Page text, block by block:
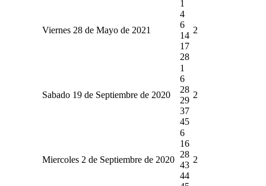
Viernes 28 de Mayo de 2021
1
4
6
14
17
28
2
Sabado 19 de Septiembre de 2020
1
6
28
29
37
45
2
Miercoles 2 de Septiembre de 2020
6
16
28
43
44
2